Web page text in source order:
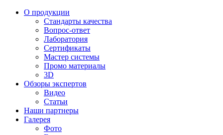
О продукции
Стандарты качества
Вопрос-ответ
Лаборатория
Сертификаты
Мастер системы
Промо материалы
3D
Обзоры экспертов
Видео
Статьи
Наши партнеры
Галерея
Фото